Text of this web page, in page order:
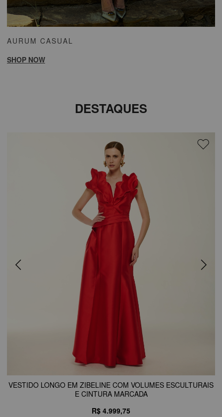
AURUM CASUAL
SHOP NOW
DESTAQUES
VESTIDO LONGO EM ZIBELINE COM VOLUMES ESCULTURAIS
E CINTURA MARCADA
R$ 4.999,75